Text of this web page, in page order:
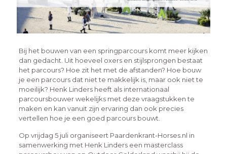
Bij het bouwen van een springparcours komt meer kijken
dan gedacht. Uit hoeveel oxers en stijlsprongen bestaat
het parcours? Hoe zit het met de afstanden? Hoe bouw
je een parcours dat niet te makkelijk is, maar ook niet te
moeilijk? Henk Linders heeft als internationaal
parcoursbouwer wekelijks met deze vraagstukken te
maken en kan vanuit zijn ervaring dan ook precies
vertellen hoe je een goed parcours bouwt.
Op vrijdag 5 juli organiseert Paardenkrant-Horses.nl in
samenwerking met Henk Linders een masterclass